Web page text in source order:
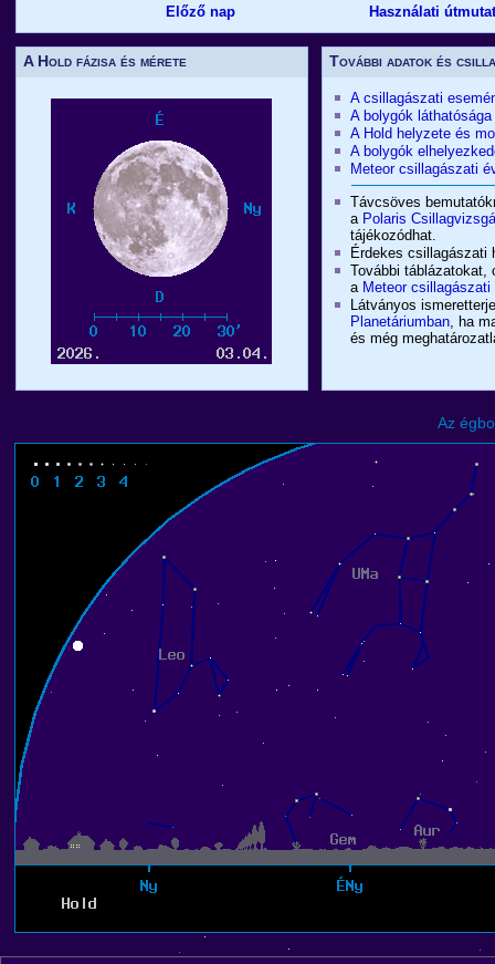
Előző nap Használati
A Hold fázisa és mérete További adatok és
A csillagászati
A bolygók
A Hold helyzete és
A bolygók
Meteor csillagászati
Távcsöves
a Polaris
tájékozódhat.
Érdekes
További
a Meteor
Látványos
Planetáriumban, ha
és még
Az